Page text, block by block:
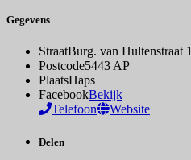
Gegevens
StraatBurg. van Hultenstraat 1
Postcode5443 AP
PlaatsHaps
FacebookBekijk
Telefoon
Website
Delen